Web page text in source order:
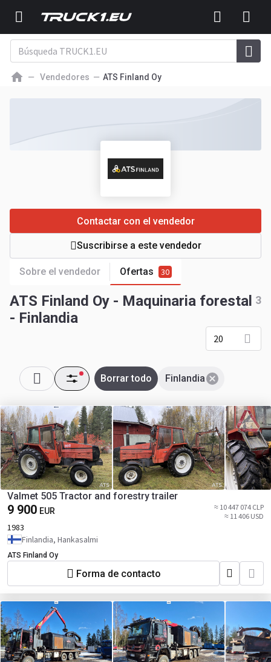
Vendedores ATS Finland Oy
Sobre el vendedor Ofertas 30
Contactar con el vendedor
Suscribirse a este vendedor
ATS Finland Oy - Maquinaria forestal
- Finlandia
3
20
Finlandia
Borrar todo
Valmet 505 Tractor and forestry trailer
9 900 EUR
≈ 10 447 074 CLP
≈ 11 406 USD
1983
Finlandia, Hankasalmi
ATS Finland Oy
Forma de contacto